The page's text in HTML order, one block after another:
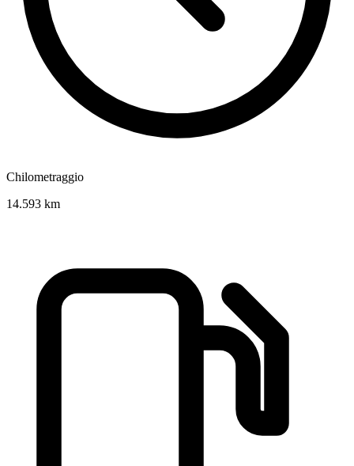
Chilometraggio
14.593 km